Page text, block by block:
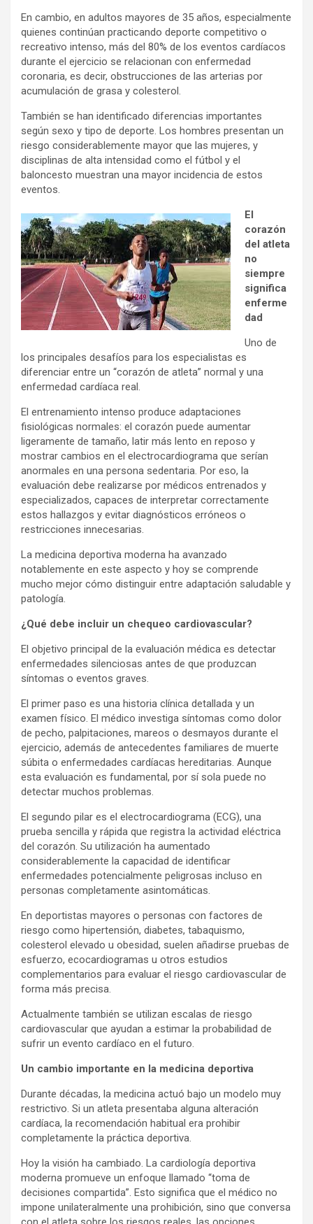
En cambio, en adultos mayores de 35 años, especialmente
quienes continúan practicando deporte competitivo o
recreativo intenso, más del 80% de los eventos cardíacos
durante el ejercicio se relacionan con enfermedad
coronaria, es decir, obstrucciones de las arterias por
acumulación de grasa y colesterol.
También se han identificado diferencias importantes
según sexo y tipo de deporte. Los hombres presentan un
riesgo considerablemente mayor que las mujeres, y
disciplinas de alta intensidad como el fútbol y el
baloncesto muestran una mayor incidencia de estos
eventos.
El
corazón
del atleta
no
siempre
significa
enferme
dad
Uno de
los principales desafíos para los especialistas es
diferenciar entre un “corazón de atleta” normal y una
enfermedad cardíaca real.
El entrenamiento intenso produce adaptaciones
fisiológicas normales: el corazón puede aumentar
ligeramente de tamaño, latir más lento en reposo y
mostrar cambios en el electrocardiograma que serían
anormales en una persona sedentaria. Por eso, la
evaluación debe realizarse por médicos entrenados y
especializados, capaces de interpretar correctamente
estos hallazgos y evitar diagnósticos erróneos o
restricciones innecesarias.
La medicina deportiva moderna ha avanzado
notablemente en este aspecto y hoy se comprende
mucho mejor cómo distinguir entre adaptación saludable y
patología.
¿Qué debe incluir un chequeo cardiovascular?
El objetivo principal de la evaluación médica es detectar
enfermedades silenciosas antes de que produzcan
síntomas o eventos graves.
El primer paso es una historia clínica detallada y un
examen físico. El médico investiga síntomas como dolor
de pecho, palpitaciones, mareos o desmayos durante el
ejercicio, además de antecedentes familiares de muerte
súbita o enfermedades cardíacas hereditarias. Aunque
esta evaluación es fundamental, por sí sola puede no
detectar muchos problemas.
El segundo pilar es el electrocardiograma (ECG), una
prueba sencilla y rápida que registra la actividad eléctrica
del corazón. Su utilización ha aumentado
considerablemente la capacidad de identificar
enfermedades potencialmente peligrosas incluso en
personas completamente asintomáticas.
En deportistas mayores o personas con factores de
riesgo como hipertensión, diabetes, tabaquismo,
colesterol elevado u obesidad, suelen añadirse pruebas de
esfuerzo, ecocardiogramas u otros estudios
complementarios para evaluar el riesgo cardiovascular de
forma más precisa.
Actualmente también se utilizan escalas de riesgo
cardiovascular que ayudan a estimar la probabilidad de
sufrir un evento cardíaco en el futuro.
Un cambio importante en la medicina deportiva
Durante décadas, la medicina actuó bajo un modelo muy
restrictivo. Si un atleta presentaba alguna alteración
cardíaca, la recomendación habitual era prohibir
completamente la práctica deportiva.
Hoy la visión ha cambiado. La cardiología deportiva
moderna promueve un enfoque llamado “toma de
decisiones compartida”. Esto significa que el médico no
impone unilateralmente una prohibición, sino que conversa